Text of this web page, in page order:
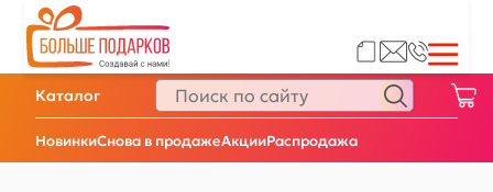
НовинкиСнова в продажеАкцииРаспродажа
Каталог